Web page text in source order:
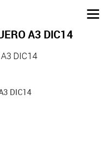
A3 DIC14
DIC14
DIC14